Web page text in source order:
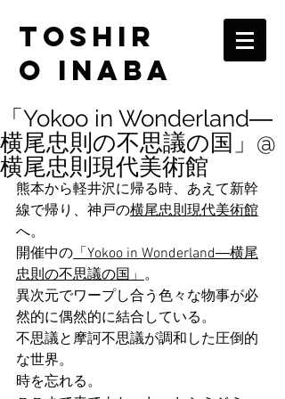
TOSHIR
O INABA
「Yokoo in Wonderland―
横尾忠則の不思議の国」@
横尾忠則現代美術館
熊本から軽井沢に帰る時、あえて新幹
線で帰り、神戸の横尾忠則現代美術館
へ。
開催中の「Yokoo in Wonderland―横尾
忠則の不思議の国」。
異次元でワープし合う色々な物事が必
然的に偶然的に結合している。
不思議と摩訶不思議が調和した圧倒的
な世界。
時を忘れる。